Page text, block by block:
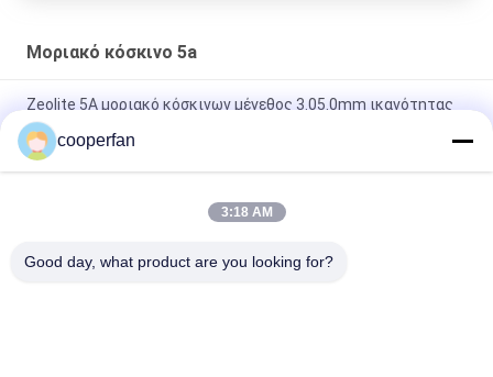
Μοριακό κόσκινο 5a
Zeolite 5A μοριακό κόσκινων μέγεθος 3.05.0mm ικανότητας
προσρόφησης προσροφητών ισχυρό
Βιομηχανικός μοριακός καθαρισμός αέρα του CO2 πόρων
H2O κόσκινων 5a αποτελεσματικός
για το συμπυκνωτή υδρογόνου
cooperfan
3:18 AM
Good day, what product are you looking for?